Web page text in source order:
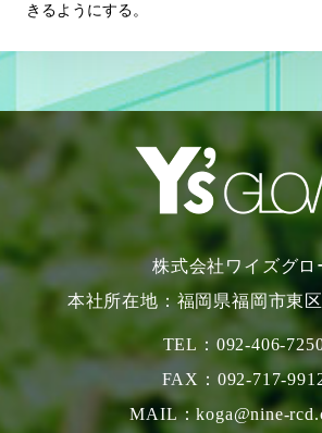
きるようにする。
株式会社ワイズグロ
本社所在地：福岡県福岡市東
TEL：092-406-
FAX：092-717-
MAIL：koga@nine-